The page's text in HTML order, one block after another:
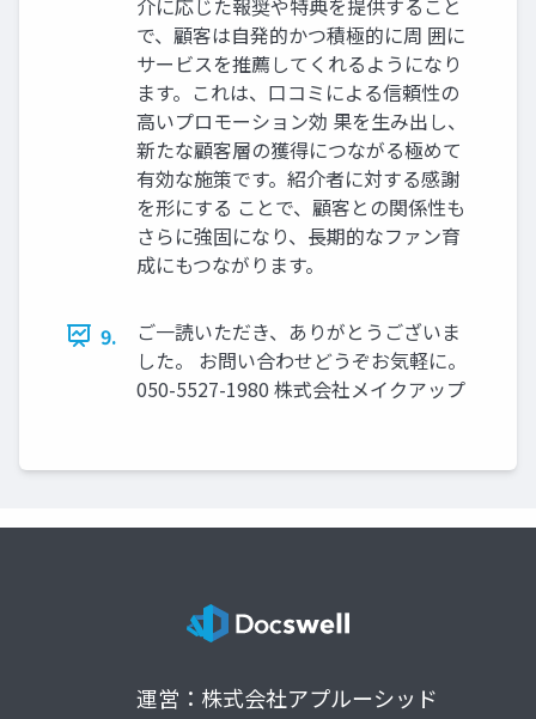
で、顧客は自発的かつ積極的に周 囲に
サービスを推薦してくれるようになり
ます。これは、口コミによる信頼性の
高いプロモーション効 果を生み出し、
新たな顧客層の獲得につながる極めて
有効な施策です。紹介者に対する感謝
を形にする ことで、顧客との関係性も
さらに強固になり、長期的なファン育
成にもつながります。
9.
ご一読いただき、ありがとうございま
した。 お問い合わせどうぞお気軽に。
050-5527-1980 株式会社メイクアップ
運営：株式会社アプルーシッド